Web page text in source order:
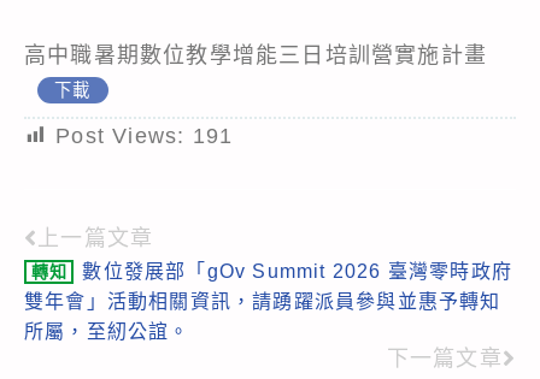
高中職暑期數位教學增能三日培訓營實施計畫
下載
Post Views: 191
Read
more
articles
上一篇文章
轉知
數位發展部「gOv Summit 2026 臺灣零時政府
雙年會」活動相關資訊，請踴躍派員參與並惠予轉知
所屬，至紉公誼。
下一篇文章